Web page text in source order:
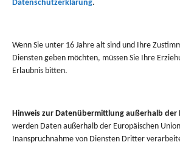
Datenschutzerklärung.
Wenn Sie unter 16 Jahre alt sind und Ihre
Diensten geben möchten, müssen Sie Ihre
Erlaubnis bitten.
Hinweis zur Datenübermittlung außerhalb der
werden Daten außerhalb der Europäischen
Inanspruchnahme von Diensten Dritter
Sie haben